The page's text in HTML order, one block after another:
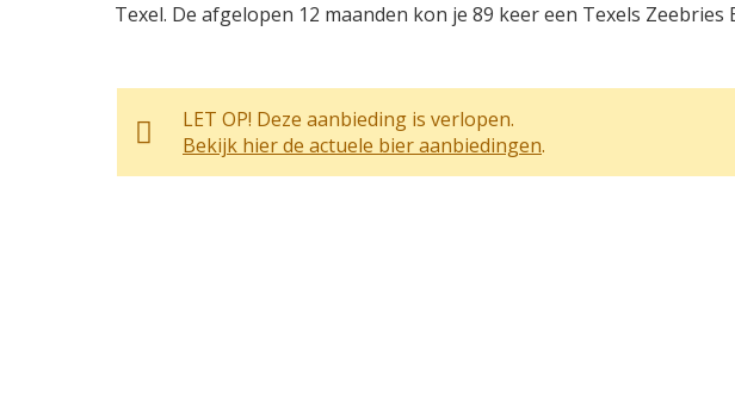
Texel. De afgelopen 12 maanden kon je 89 keer een Texels
LET OP! Deze aanbieding is verlopen.
Bekijk hier de actuele bier aanbiedingen.